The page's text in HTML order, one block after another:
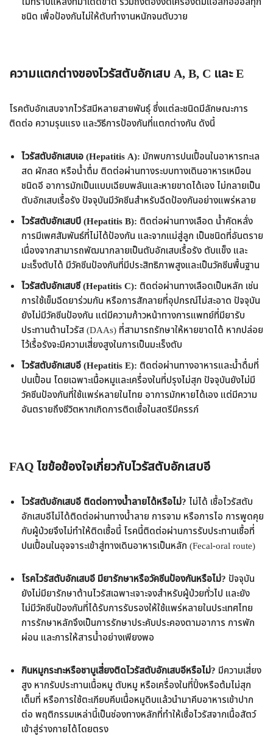
ชนิด เพื่อป้องกันไม่ให้ตับทำงานหนักจนตับวาย
ความแตกต่างของไวรัสตับอักเสบ A, B, C และ E
โรคตับอักเสบจากไวรัสมีหลายสายพันธุ์ ซึ่งแต่ละชนิดมีลักษณะการ
ติดต่อ ความรุนแรง และวิธีการป้องกันที่แตกต่างกัน ดังนี้
ไวรัสตับอักเสบเอ (Hepatitis A): มักพบการปนเปื้อนในอาหารทะเล
สด ผักสด หรือน้ำดื่ม ติดต่อผ่านทางระบบทางเดินอาหารเหมือน
ชนิดอี อาการมักเป็นแบบเฉียบพลันและหายขาดได้เอง ไม่กลายเป็น
ตับอักเสบเรื้อรัง ปัจจุบันมีวัคซีนสำหรับฉีดป้องกันอย่างแพร่หลาย
ไวรัสตับอักเสบบี (Hepatitis B): ติดต่อผ่านทางเลือด น้ำคัดหลั่ง
การมีเพศสัมพันธ์ที่ไม่ได้ป้องกัน และจากแม่สู่ลูก เป็นชนิดที่อันตราย
เนื่องจากสามารถพัฒนากลายเป็นตับอักเสบเรื้อรัง ตับแข็ง และ
มะเร็งตับได้ มีวัคซีนป้องกันที่มีประสิทธิภาพสูงและเป็นวัคซีนพื้นฐาน
ไวรัสตับอักเสบซี (Hepatitis C): ติดต่อผ่านทางเลือดเป็นหลัก เช่น
การใช้เข็มฉีดยาร่วมกัน หรือการสักลายที่อุปกรณ์ไม่สะอาด ปัจจุบัน
ยังไม่มีวัคซีนป้องกัน แต่มีความก้าวหน้าทางการแพทย์ที่มียารับ
ประทานต้านไวรัส (DAAs) ที่สามารถรักษาให้หายขาดได้ หากปล่อย
ไว้เรื้อรังจะมีความเสี่ยงสูงในการเป็นมะเร็งตับ
ไวรัสตับอักเสบอี (Hepatitis E): ติดต่อผ่านทางอาหารและน้ำดื่มที่
ปนเปื้อน โดยเฉพาะเนื้อหมูและเครื่องในที่ปรุงไม่สุก ปัจจุบันยังไม่มี
วัคซีนป้องกันที่ใช้แพร่หลายในไทย อาการมักหายได้เอง แต่มีความ
อันตรายถึงชีวิตหากเกิดการติดเชื้อในสตรีมีครรภ์
FAQ ไขข้อข้องใจเกี่ยวกับไวรัสตับอักเสบอี
ไวรัสตับอักเสบอี ติดต่อทางน้ำลายได้หรือไม่? ไม่ได้ เชื้อไวรัสตับ
อักเสบอีไม่ได้ติดต่อผ่านทางน้ำลาย การจาม หรือการไอ การพูดคุย
กับผู้ป่วยจึงไม่ทำให้ติดเชื้อนี้ โรคนี้ติดต่อผ่านการรับประทานเชื้อที่
ปนเปื้อนในอุจจาระเข้าสู่ทางเดินอาหารเป็นหลัก (Fecal-oral route)
โรคไวรัสตับอักเสบอี มียารักษาหรือวัคซีนป้องกันหรือไม่? ปัจจุบัน
ยังไม่มียารักษาต้านไวรัสเฉพาะเจาะจงสำหรับผู้ป่วยทั่วไป และยัง
ไม่มีวัคซีนป้องกันที่ได้รับการรับรองให้ใช้แพร่หลายในประเทศไทย
การรักษาหลักจึงเป็นการรักษาประคับประคองตามอาการ การพัก
ผ่อน และการให้สารน้ำอย่างเพียงพอ
กินหมูกระทะหรือชาบูเสี่ยงติดไวรัสตับอักเสบอีหรือไม่? มีความเสี่ยง
สูง หากรับประทานเนื้อหมู ตับหมู หรือเครื่องในที่ปิ้งหรือต้มไม่สุก
เต็มที่ หรือการใช้ตะเกียบคีบเนื้อหมูดิบแล้วนำมาคีบอาหารเข้าปาก
ต่อ พฤติกรรมเหล่านี้เป็นช่องทางหลักที่ทำให้เชื้อไวรัสจากเนื้อสัตว์
เข้าสู่ร่างกายได้โดยตรง